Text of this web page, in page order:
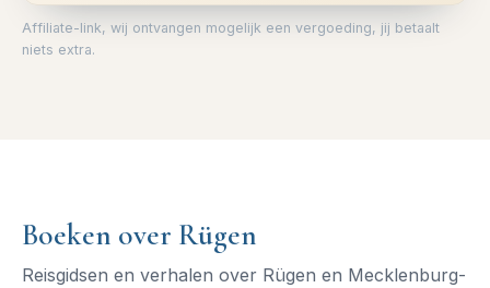
Affiliate-link, wij ontvangen mogelijk een vergoeding, jij betaalt
niets extra.
Boeken over Rügen
Reisgidsen en verhalen over Rügen en Mecklenburg-